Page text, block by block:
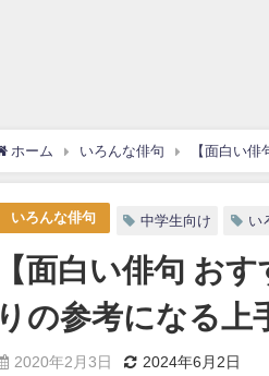
ホーム いろんな俳句 【面白い
いろんな俳句 中学生向け い
【面白い俳句 お
りの参考になる上
2020年2月3日 2024年6月2日